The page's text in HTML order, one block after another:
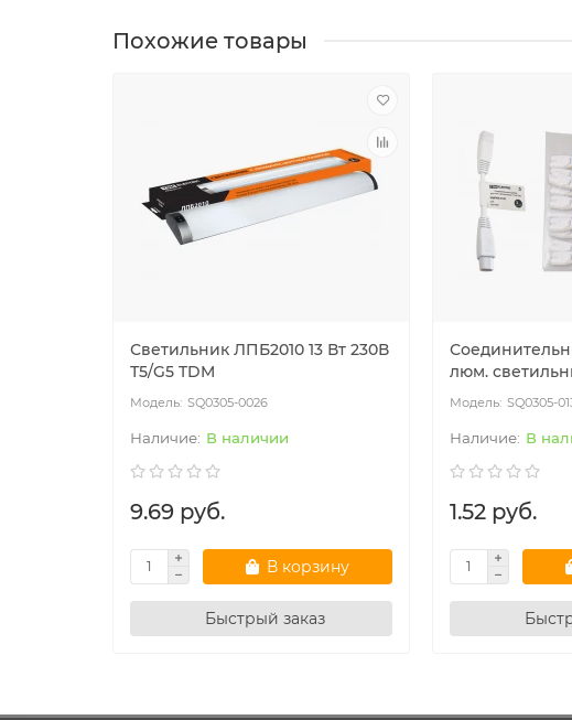
Похожие товары
Светильник ЛПБ2010 13 Вт 230В
Т5/G5 TDM
SQ0305-0026
В наличии
9.69 руб.
В корзину
Быстрый заказ
люм.
SQ0305-
В
1.52 руб.